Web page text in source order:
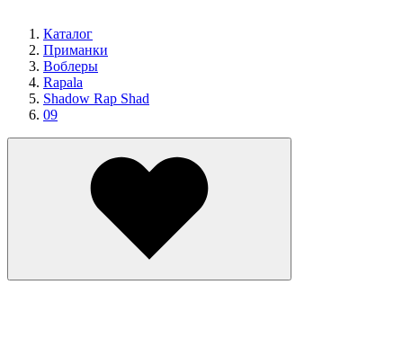
Каталог
Приманки
Воблеры
Rapala
Shadow Rap Shad
09